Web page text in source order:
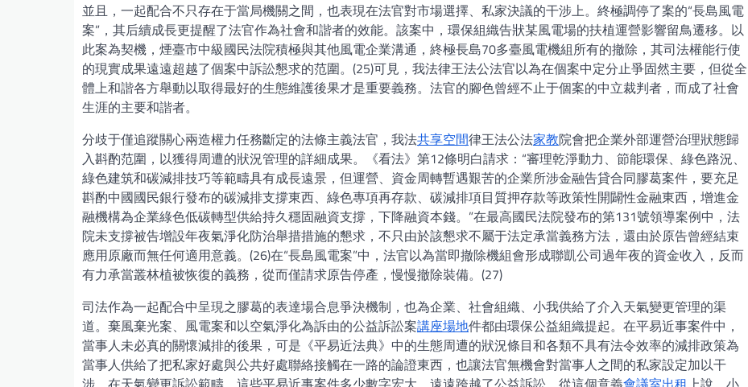
並且，一起配合不只存在于當局機關之間，也表現在法官對市場選擇、私家決議的干涉上。終極調停了案的“長島風電
案”，其后續成長更提醒了法官作為社會和諧者的效能。該案中，環保組織告狀某風電場的扶植運營影響留鳥遷移。以
此案為契機，煙臺市中級國民法院積極與其他風電企業溝通，終極長島70多臺風電機組所有的撤除，其司法權能行使
的現實成果遠遠超越了個案中訴訟懇求的范圍。(25)可見，我法律王法公法官以為在個案中定分止爭固然主要，但從全
體上和諧各方舉動以取得最好的生態維護後果才是重要義務。法官的腳色曾經不止于個案的中立裁判者，而成了社會
生涯的主要和諧者。
分歧于僅追蹤關心兩造權力任務斷定的法條主義法官，我法共享空間律王法公法家教院會把企業外部運營治理狀態歸
入斟酌范圍，以獲得周遭的狀況管理的詳細成果。《看法》第12條明白請求：“審理乾淨動力、節能環保、綠色路況、
綠色建筑和碳減排技巧等範疇具有成長遠景，但運營、資金周轉暫遇艱苦的企業所涉金融告貸合同膠葛案件，要充足
斟酌中國國民銀行發布的碳減排支撐東西、綠色專項再存款、碳減排項目質押存款等政策性開闢性金融東西，增進金
融機構為企業綠色低碳轉型供給持久穩固融資支撐，下降融資本錢。”在最高國民法院發布的第131號領導案例中，法
院未支撐被告增設年夜氣淨化防治舉措措施的懇求，不只由於該懇求不屬于法定承當義務方法，還由於原告曾經結束
應用原廠而無任何適用意義。(26)在“長島風電案”中，法官以為當即撤除機組會形成聯凱公司過年夜的資金收入，反而
有力承當叢林植被恢復的義務，從而僅請求原告停產，慢慢撤除裝備。(27)
司法作為一起配合中呈現之膠葛的表達場合息爭決機制，也為企業、社會組織、小我供給了介入天氣變更管理的渠
道。棄風棄光案、風電案和以空氣淨化為訴由的公益訴訟案講座場地件都由環保公益組織提起。在平易近事案件中，
當事人未必真的關懷減排的後果，可是《平易近法典》中的生態周遭的狀況條目和各類不具有法令效率的減排政策為
當事人供給了把私家好處與公共好處聯絡接觸在一路的論證東西，也讓法官無機會對當事人之間的私家設定加以干